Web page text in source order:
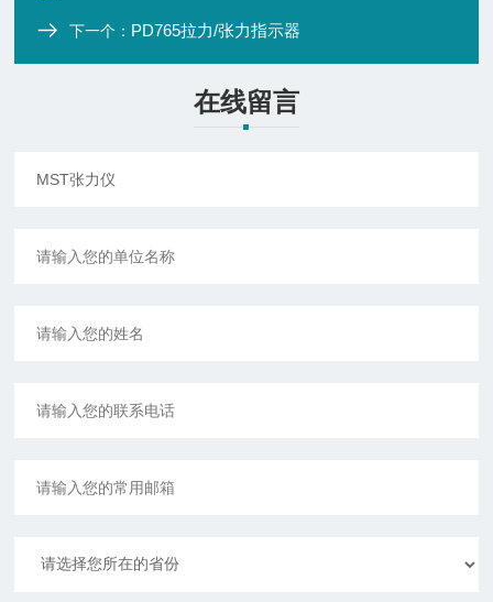
下一个： PD765拉力/张力指示器
在线留言